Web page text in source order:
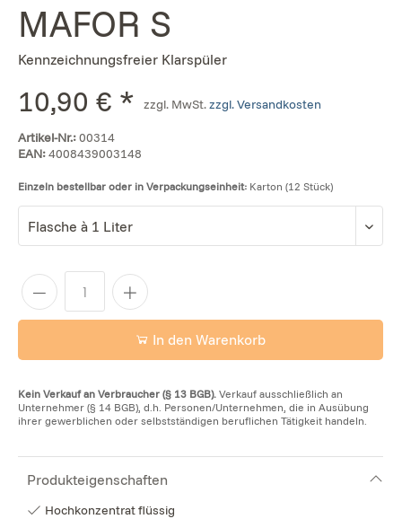
MAFOR S
Kennzeichnungsfreier Klarspüler
10,90 € * zzgl. MwSt.zzgl. Versandkosten
Artikel-Nr.:00314
EAN:4008439003148
Einzeln bestellbar oder in Verpackungseinheit: Karton (12 Stück)
In den Warenkorb
Kein Verkauf an Verbraucher (§ 13 BGB). Verkauf ausschließlich an
Unternehmer (§ 14 BGB), d.h. Personen/Unternehmen, die in Ausübung
ihrer gewerblichen oder selbstständigen beruflichen Tätigkeit handeln.
Produkteigenschaften
Hochkonzentrat flüssig